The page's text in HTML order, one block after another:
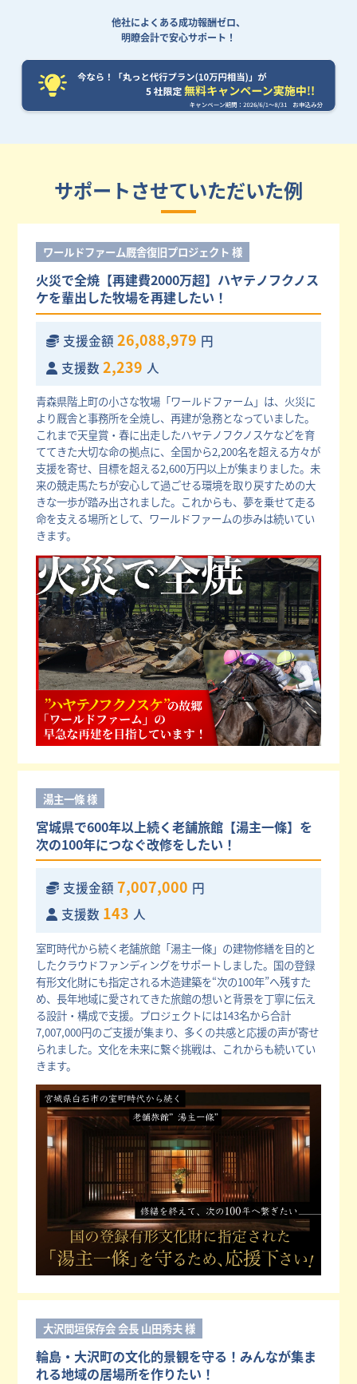
他社によくある成功報酬ゼロ、
明瞭会計で安心サポート！
サポートさせていただいた例
ワールドファーム厩舎復旧プロジェクト 様
火災で全焼【再建費2000万超】ハヤテノフクノス
ケを輩出した牧場を再建したい！
支援金額 26,088,979 円
支援数 2,239 人
青森県階上町の小さな牧場「ワールドファーム」は、火災に
より厩舎と事務所を全焼し、再建が急務となっていました。
これまで天皇賞・春に出走したハヤテノフクノスケなどを育
ててきた大切な命の拠点に、全国から2,200名を超える方々が
支援を寄せ、目標を超える2,600万円以上が集まりました。未
来の競走馬たちが安心して過ごせる環境を取り戻すための大
きな一歩が踏み出されました。これからも、夢を乗せて走る
命を支える場所として、ワールドファームの歩みは続いてい
きます。
湯主一條 様
宮城県で600年以上続く老舗旅館【湯主一條】を
次の100年につなぐ改修をしたい！
支援金額 7,007,000 円
支援数 143 人
室町時代から続く老舗旅館「湯主一條」の建物修繕を目的と
したクラウドファンディングをサポートしました。国の登録
有形文化財にも指定される木造建築を“次の100年”へ残すた
め、長年地域に愛されてきた旅館の想いと背景を丁寧に伝え
る設計・構成で支援。プロジェクトには143名から合計
7,007,000円のご支援が集まり、多くの共感と応援の声が寄せ
られました。文化を未来に繋ぐ挑戦は、これからも続いてい
きます。
大沢間垣保存会 会長 山田秀夫 様
輪島・大沢町の文化的景観を守る！みんなが集ま
れる地域の居場所を作りたい！